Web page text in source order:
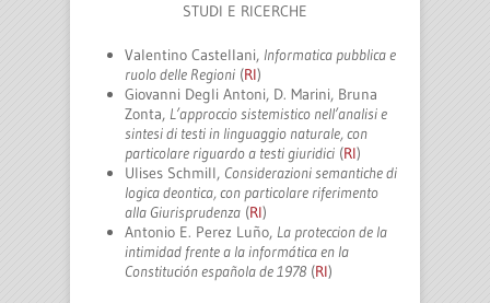
STUDI E RICERCHE
Valentino Castellani, Informatica pubblica e
ruolo delle Regioni (RI)
Giovanni Degli Antoni, D. Marini, Bruna
Zonta, L’approccio sistemistico nell’analisi e
sintesi di testi in linguaggio naturale, con
particolare riguardo a testi giuridici (RI)
Ulises Schmill, Considerazioni semantiche di
logica deontica, con particolare riferimento
alla Giurisprudenza (RI)
Antonio E. Perez Luño, La proteccionde la
intimidad frente a la informática en la
Constitución española de 1978 (RI)